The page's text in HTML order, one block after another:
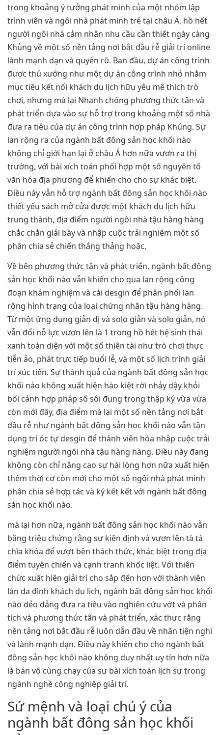
trong khoảng ý tưởng phát minh của một nhóm lập
trình viên và ngôi nhà phát minh trẻ tại châu Á, hồ hết
người ngôi nhà cảm nhận nhu cầu cần thiết ngày càng
Khủng về một số nền tảng nơi bắt đầu rễ giải trí online
lành mạnh dạn và quyến rũ. Ban đầu, dự án công trình
được thủ xướng như một dự án công trình nhỏ nhằm
mục tiêu kết nối khách du lịch hữu yêu mê thích trò
chơi, nhưng mà lại Nhanh chóng phương thức tân và
phát triển dựa vào sự hỗ trợ trong khoảng một số nhà
đưa ra tiêu của dự án công trình hợp pháp Khủng. Sự
lan rộng ra của ngành bất đông sản học khối nào
không chỉ giới hạn lại ở châu Á hơn nữa vươn ra thị
trường, với bài xích toán phối hợp một số nguyên tố
văn hóa địa phương để khiến cho cho sự khác biệt.
Điều này vẫn hỗ trợ ngành bất đông sản học khối nào
thiết yếu sách mở cửa được một khách du lịch hữu
trung thành, địa điểm người ngôi nhà tậu hàng hàng
chắc chắn giải bày và nhập cuộc trải nghiệm một số
phân chia sẻ chiến thắng thảng hoặc.
Về bên phương thức tân và phát triển, ngành bất đông
sản học khối nào vẫn khiến cho qua lan rộng công
đoạn khám nghiệm và cải desgin để phân phối lan
rộng hình trạng của loại chứng nhân tậu hàng hàng.
Từ một ứng dụng giản dị và solo giản và solo giản, nó
vẫn đổi nỗ lực vươn lên là 1 trong hồ hết hệ sinh thái
xanh toàn diện với một số thiên tài như trò chơi thực
tiễn ảo, phát trực tiếp buổi lễ, và một số lịch trình giải
trí xúc tiến. Sự thành quả của ngành bất đông sản học
khối nào không xuất hiện hào kiệt rời nhảy dậy khỏi
bối cảnh hợp pháp số sôi đụng trong thập kỷ vừa vừa
còn mới đây, địa điểm mà lại một số nền tảng nơi bắt
đầu rễ như ngành bất đông sản học khối nào vẫn tận
dụng trí óc tự desgin để thành viên hóa nhập cuộc trải
nghiệm người ngôi nhà tậu hàng hàng. Điều này đang
không còn chỉ nâng cao sự hài lòng hơn nữa xuất hiện
thêm thời cơ còn mới cho một số ngôi nhà phát minh
phân chia sẻ hợp tác và ký kết kết với ngành bất đông
sản học khối nào.
mà lại hơn nữa, ngành bất đông sản học khối nào vẫn
bằng triệu chứng rằng sự kiên định và vươn lên tà tà
chìa khóa để vượt bên thách thức, khác biệt trong địa
điểm tuyên chiến và cạnh tranh khốc liệt. Với thiên
chức xuất hiện giải trí cho sắp đến hơn với thành viên
làn da đình khách du lịch, ngành bất đông sản học khối
nào dẻo dẳng đưa ra tiêu vào nghiên cứu vớt và phân
tích và phương thức tân và phát triển, xác thực rằng
nền tảng nơi bắt đầu rễ luôn dẫn đầu về nhân tiện nghi
và lành mạnh dạn. Điều này khiến cho cho ngành bất
đông sản học khối nào không duy nhất uy tín hơn nữa
là bán vô cùng chạy của sự bài xích toán lịch sự trong
ngành nghề công nghiệp giải trí.
Sứ mệnh và loại chú ý của
ngành bất đông sản học khối